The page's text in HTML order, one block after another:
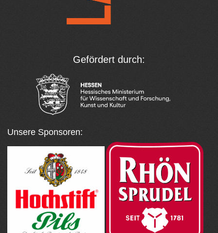
Gefördert durch:
Unsere Sponsoren: